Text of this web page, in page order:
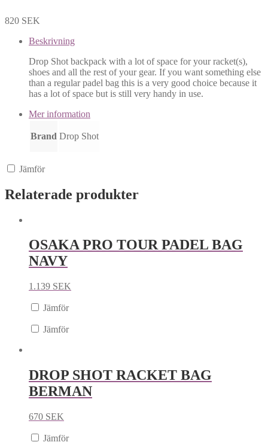
820 SEK
Beskrivning
Drop Shot backpack with a lot of space for your racket(s),
shoes and all the rest of your gear. If you want something else
than a regular padel bag this is a very good choice because it
has a lot of space but is still very handy in use.
Mer information
Brand Drop Shot
Jämför
Relaterade produkter
OSAKA PRO TOUR PADEL BAG
NAVY
1.139 SEK
Jämför
Jämför
DROP SHOT RACKET BAG
BERMAN
670 SEK
Jämför